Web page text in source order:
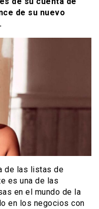
de su nuevo
de las listas de
es una de las
en el mundo de la
en los negocios con